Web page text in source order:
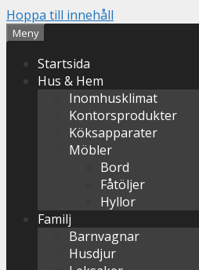
Hoppa till innehåll
Meny
Startsida
Hus & Hem
Inomhusklimat
Kontorsprodukter
Köksapparater
Möbler
Bord
Fåtöljer
Hyllor
Familj
Barnvagnar
Husdjur